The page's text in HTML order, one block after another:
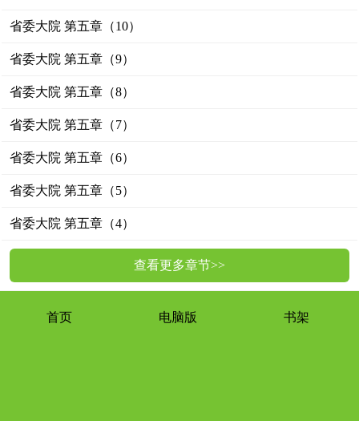
省委大院 第五章（10）
省委大院 第五章（9）
省委大院 第五章（8）
省委大院 第五章（7）
省委大院 第五章（6）
省委大院 第五章（5）
省委大院 第五章（4）
查看更多章节>>
首页 电脑版 书架